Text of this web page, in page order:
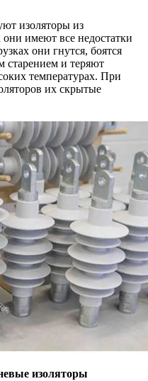
изоляторы из
имеют все недостатки
они гнутся, боятся
старением и теряют
температурах. При
их скрытые
изоляторы